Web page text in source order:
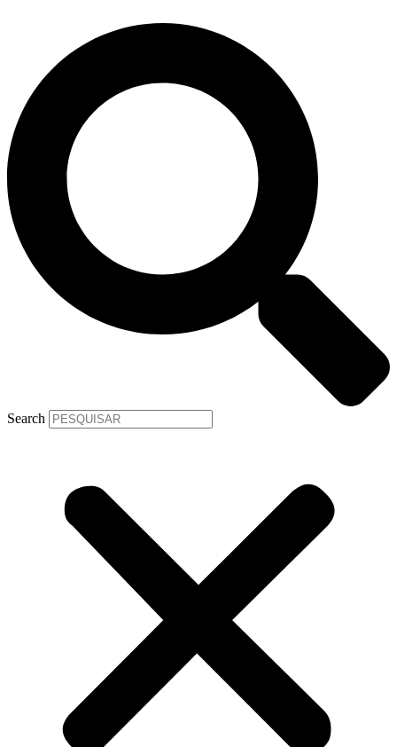
Search